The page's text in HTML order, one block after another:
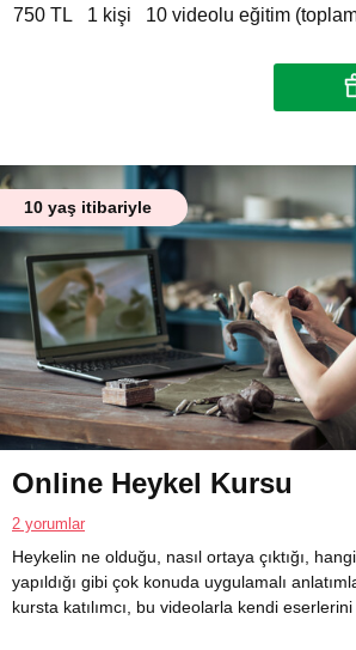
750 TL 1 kişi 10 videolu eğitim
10 yaş itibariyle
Online Heykel Kursu
2 yorumlar
Heykelin ne olduğu, nasıl ortaya çıktığı,
yapıldığı gibi çok konuda uygulamalı
kursta katılımcı, bu videolarla kendi